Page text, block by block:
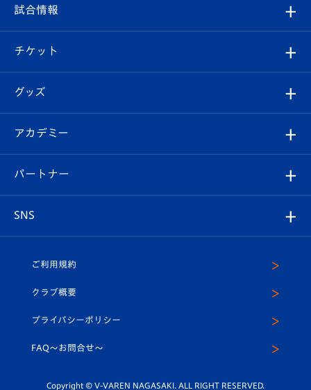
試合情報
チケット
イベント
メディア
ホームタウン
クラブ概要
エンブレム紹介
スタッフプロフィール
マスコット紹介
平和祈念活動
ホームタウン活動
観戦ルール
はじめての観戦ガイド
Revive Team
ヴィヴィくんの長崎おもてなしガイド
試合情報
試合日程/結果
フォトギャラリー
スタジアムグルメ
チケット
チケット
V-LOVERS（ファンクラブ）
プレイヤーズスイート
グッズ
オンラインショップ
店舗情報
アカデミー
育成からのお知らせ
U-18
スクール
パートナー
SNS
ヴィヴィくんインスタグラム
公式LINE＠
ご利用規約
クラブ概要
プライバシーポリシー
FAQ〜お問合せ〜
Copyright © V-VAREN NAGASAKI. ALL RIGHT RESERVED.